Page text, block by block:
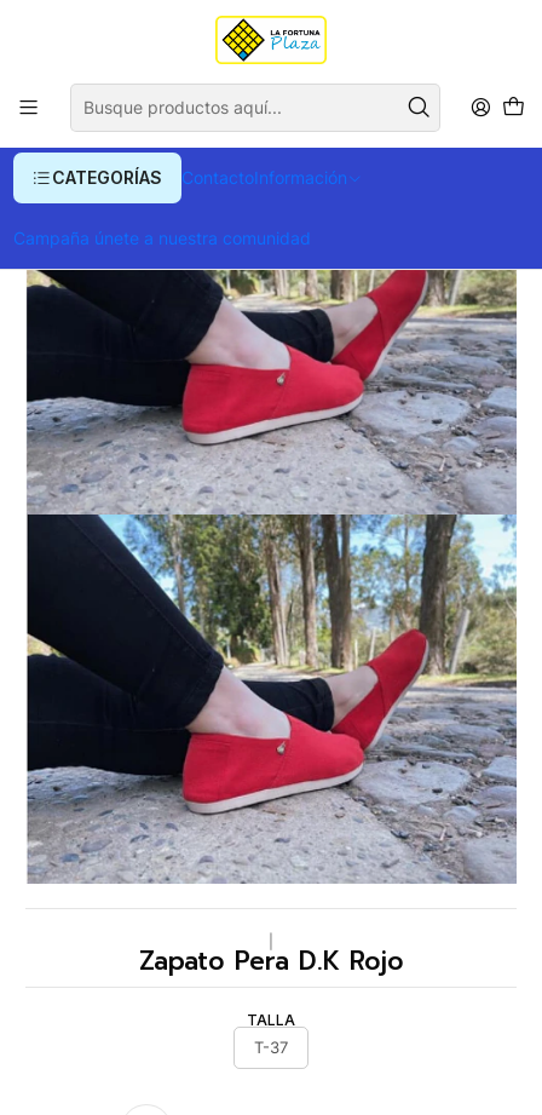
CATEGORÍAS ContactoInformación
Campaña únete a nuestra comunidad
Envío gratis para compras superiores a $ 400.000
Zapato Pera D.K Rojo
TALLA
T-37